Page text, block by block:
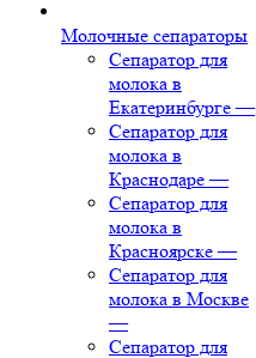
Молочные сепараторы
Сепаратор для
молока в
Екатеринбурге —
Сепаратор для
молока в
Краснодаре —
Сепаратор для
молока в
Красноярске —
Сепаратор для
молока в Москве
—
Сепаратор для